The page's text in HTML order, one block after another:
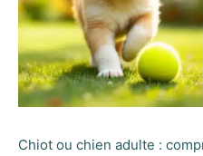
Chiot ou chien adulte :